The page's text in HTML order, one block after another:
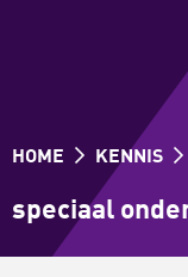
HOME KENNIS
speciaal